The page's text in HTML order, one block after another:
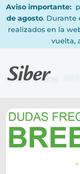
Aviso importante:
de agosto. Durante
realizados en la
vuelta,
Home Blog